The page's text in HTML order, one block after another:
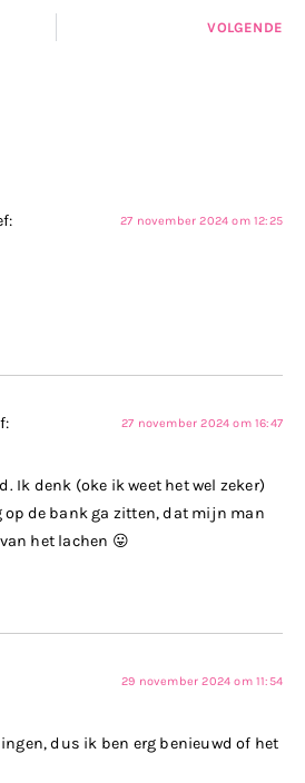
VOLGENDE
27 november 2024 om 12:25
27 november 2024 om 16:47
Ik denk (oke ik weet het wel zeker)
op de bank ga zitten, dat mijn man
het lachen 😛
29 november 2024 om 11:54
dus ik ben erg benieuwd of het